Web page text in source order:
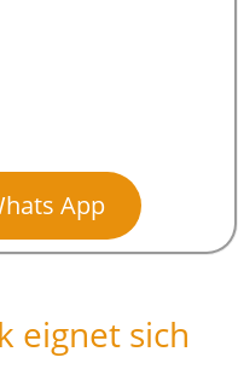
App
eignet sich